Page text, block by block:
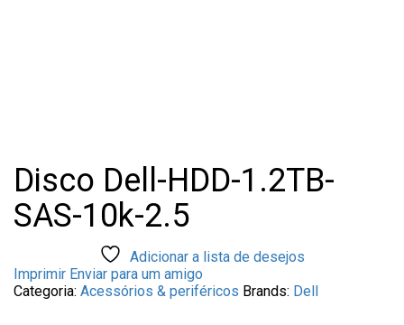
Disco Dell-HDD-1.2TB-
SAS-10k-2.5
Adicionar a lista de desejos
Imprimir Enviar para um amigo
Categoria: Acessórios & periféricos Brands: Dell